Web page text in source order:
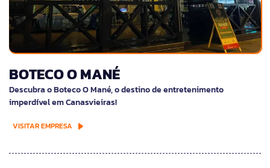
BOTECO O MANÉ
Descubra o Boteco O Mané, o destino de entretenimento
imperdível em Canasvieiras!
VISITAR EMPRESA